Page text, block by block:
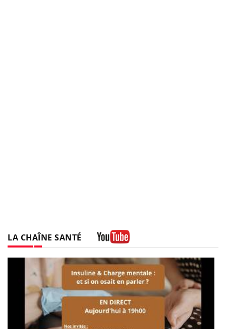
LA CHAÎNE SANTÉ